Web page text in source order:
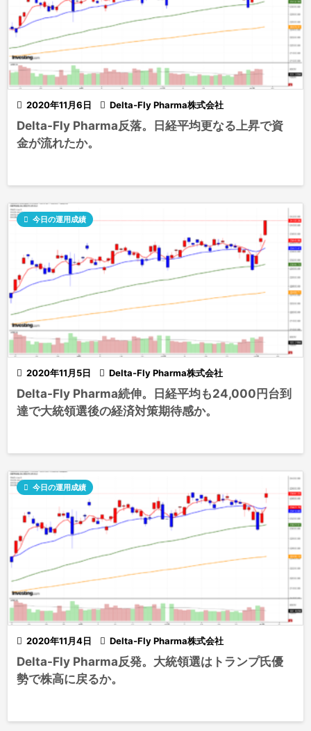
 2020年11月6日  Delta-Fly Pharma株式会社
Delta-Fly Pharma反落。日経平均更なる上昇で資
金が流れたか。
 2020年11月5日
 今日の運用成績
 Delta-Fly Pharma株式会社
Delta-Fly Pharma続伸。日経平均も24,000円台到
達で大統領選後の経済対策期待感か。
 2020年11月4日
 今日の運用成績
 Delta-Fly Pharma株式会社
Delta-Fly Pharma反発。大統領選はトランプ氏優
勢で株高に戻るか。